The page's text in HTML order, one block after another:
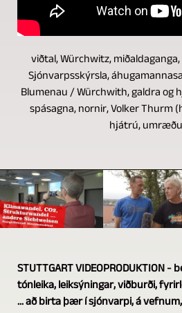
viðtal, Würchwitz,
Sjónvarpsskýrsla,
Blumenau / Würchwith, galdra og
spásagna, nornir, Volker Thurm
hjátrú,
STUTTGART VIDEOPRODUKTION
tónleika, leiksýningar, viðburði,
... að birta þær í sjónvarpi, á vefnum,